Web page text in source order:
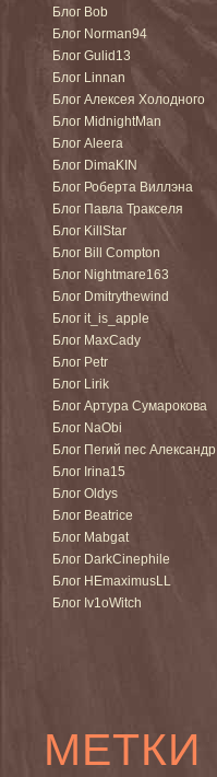
Блог Bob
Блог Norman94
Блог Gulid13
Блог Linnan
Блог Алексея Холодного
Блог MidnightMan
Блог Aleera
Блог DimaKIN
Блог Роберта Виллэна
Блог Павла Тракселя
Блог KillStar
Блог Bill Compton
Блог Nightmare163
Блог Dmitrythewind
Блог it_is_apple
Блог MaxCady
Блог Petr
Блог Lirik
Блог Артура Сумарокова
Блог NaObi
Блог Пегий пес Александр
Блог Irina15
Блог Oldys
Блог Beatrice
Блог Mabgat
Блог DarkCinephile
Блог HEmaximusLL
Блог Iv1oWitch
МЕТКИ